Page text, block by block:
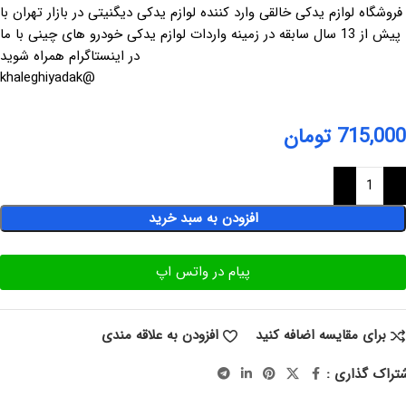
فروشگاه لوازم یدکی خالقی وارد کننده لوازم یدکی دیگنیتی در بازار تهران با
پیش از 13 سال سابقه در زمینه واردات لوازم یدکی خودرو های چینی با ما
در اینستاگرام همراه شوید
@khaleghiyadak
715,000 تومان
افزودن به سبد خرید
پیام در واتس اپ
برای مقایسه اضافه کنید
افزودن به علاقه مندی
گذاری :